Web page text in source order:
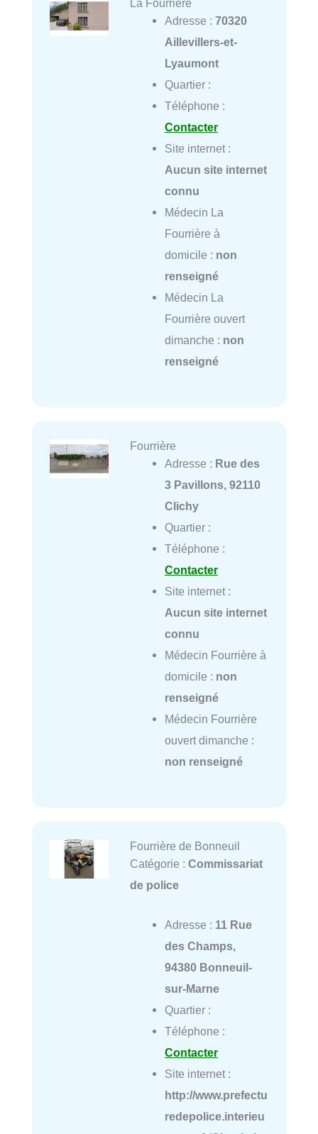
La Fourrière
Adresse : 70320
Aillevillers-et-
Lyaumont
Quartier :
Téléphone :
Contacter
Site internet :
Aucun site internet
connu
Médecin La
Fourrière à
domicile : non
renseigné
Médecin La
Fourrière ouvert
dimanche : non
renseigné
Fourrière
Adresse : Rue des
3 Pavillons, 92110
Clichy
Quartier :
Téléphone :
Contacter
Site internet :
Aucun site internet
connu
Médecin Fourrière à
domicile : non
renseigné
Médecin Fourrière
ouvert dimanche :
non renseigné
Fourrière de Bonneuil
Catégorie : Commissariat
de police
Adresse : 11 Rue
des Champs,
94380 Bonneuil-
sur-Marne
Quartier :
Téléphone :
Contacter
Site internet :
http://www.prefectu
redepolice.interieu